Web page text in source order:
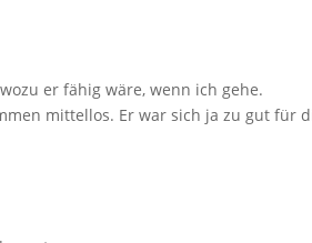
er fähig wäre, wenn ich gehe.
mittellos. Er war sich ja zu gut für